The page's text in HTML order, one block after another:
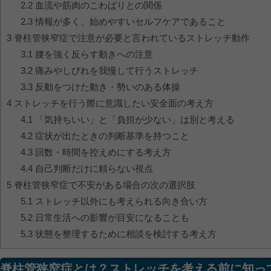
2.2血流や筋肉のこわばりとの関係
2.3情報が多く、始めやすいセルフケアであること
3 脊柱管狭窄症で注意が必要と言われているストレッチ動作
3.1 腰を強く反らす動きへの注意
3.2痛みやしびれを我慢して行うストレッチ
3.3反動をつけた動き・勢いのある体操
4 ストレッチを行う際に意識したい安全面の考え方
4.1
「気持ちいい」と「負担が少ない」は別と考える
4.2症状が出たときの判断基準を持つこと
4.3回数・時間を控えめにする考え方
4.4自己判断だけに頼らない視点
5 脊柱管狭窄症で不安がある場合の次の選択肢
5.1 ストレッチ以外にも考えられる向き合い方
5.2日常生活への影響が目安になることも
5.3状態を整理するために相談を検討する考え方